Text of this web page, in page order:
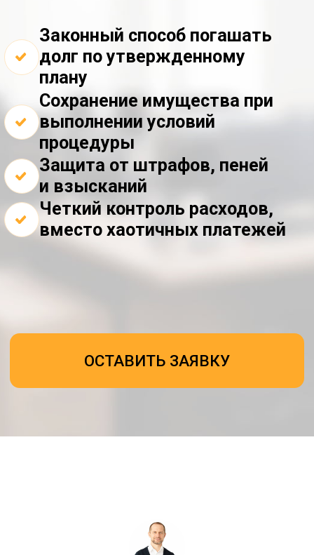
и взысканий
Четкий контроль расходов,
вместо хаотичных платежей
ОСТАВИТЬ ЗАЯВКУ